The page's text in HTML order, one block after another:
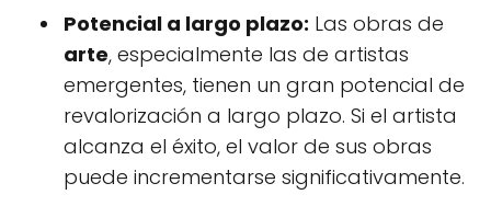
Potencial a largo plazo: Las obras de
arte, especialmente las de artistas
emergentes, tienen un gran potencial de
revalorización a largo plazo. Si el artista
alcanza el éxito, el valor de sus obras
puede incrementarse significativamente.